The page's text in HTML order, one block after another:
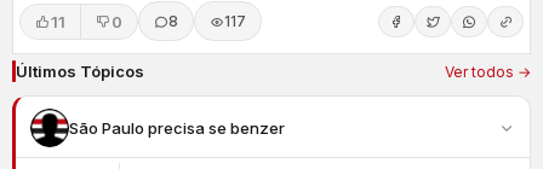
11 0 8 117
Últimos Tópicos Ver todos →
São Paulo precisa se benzer